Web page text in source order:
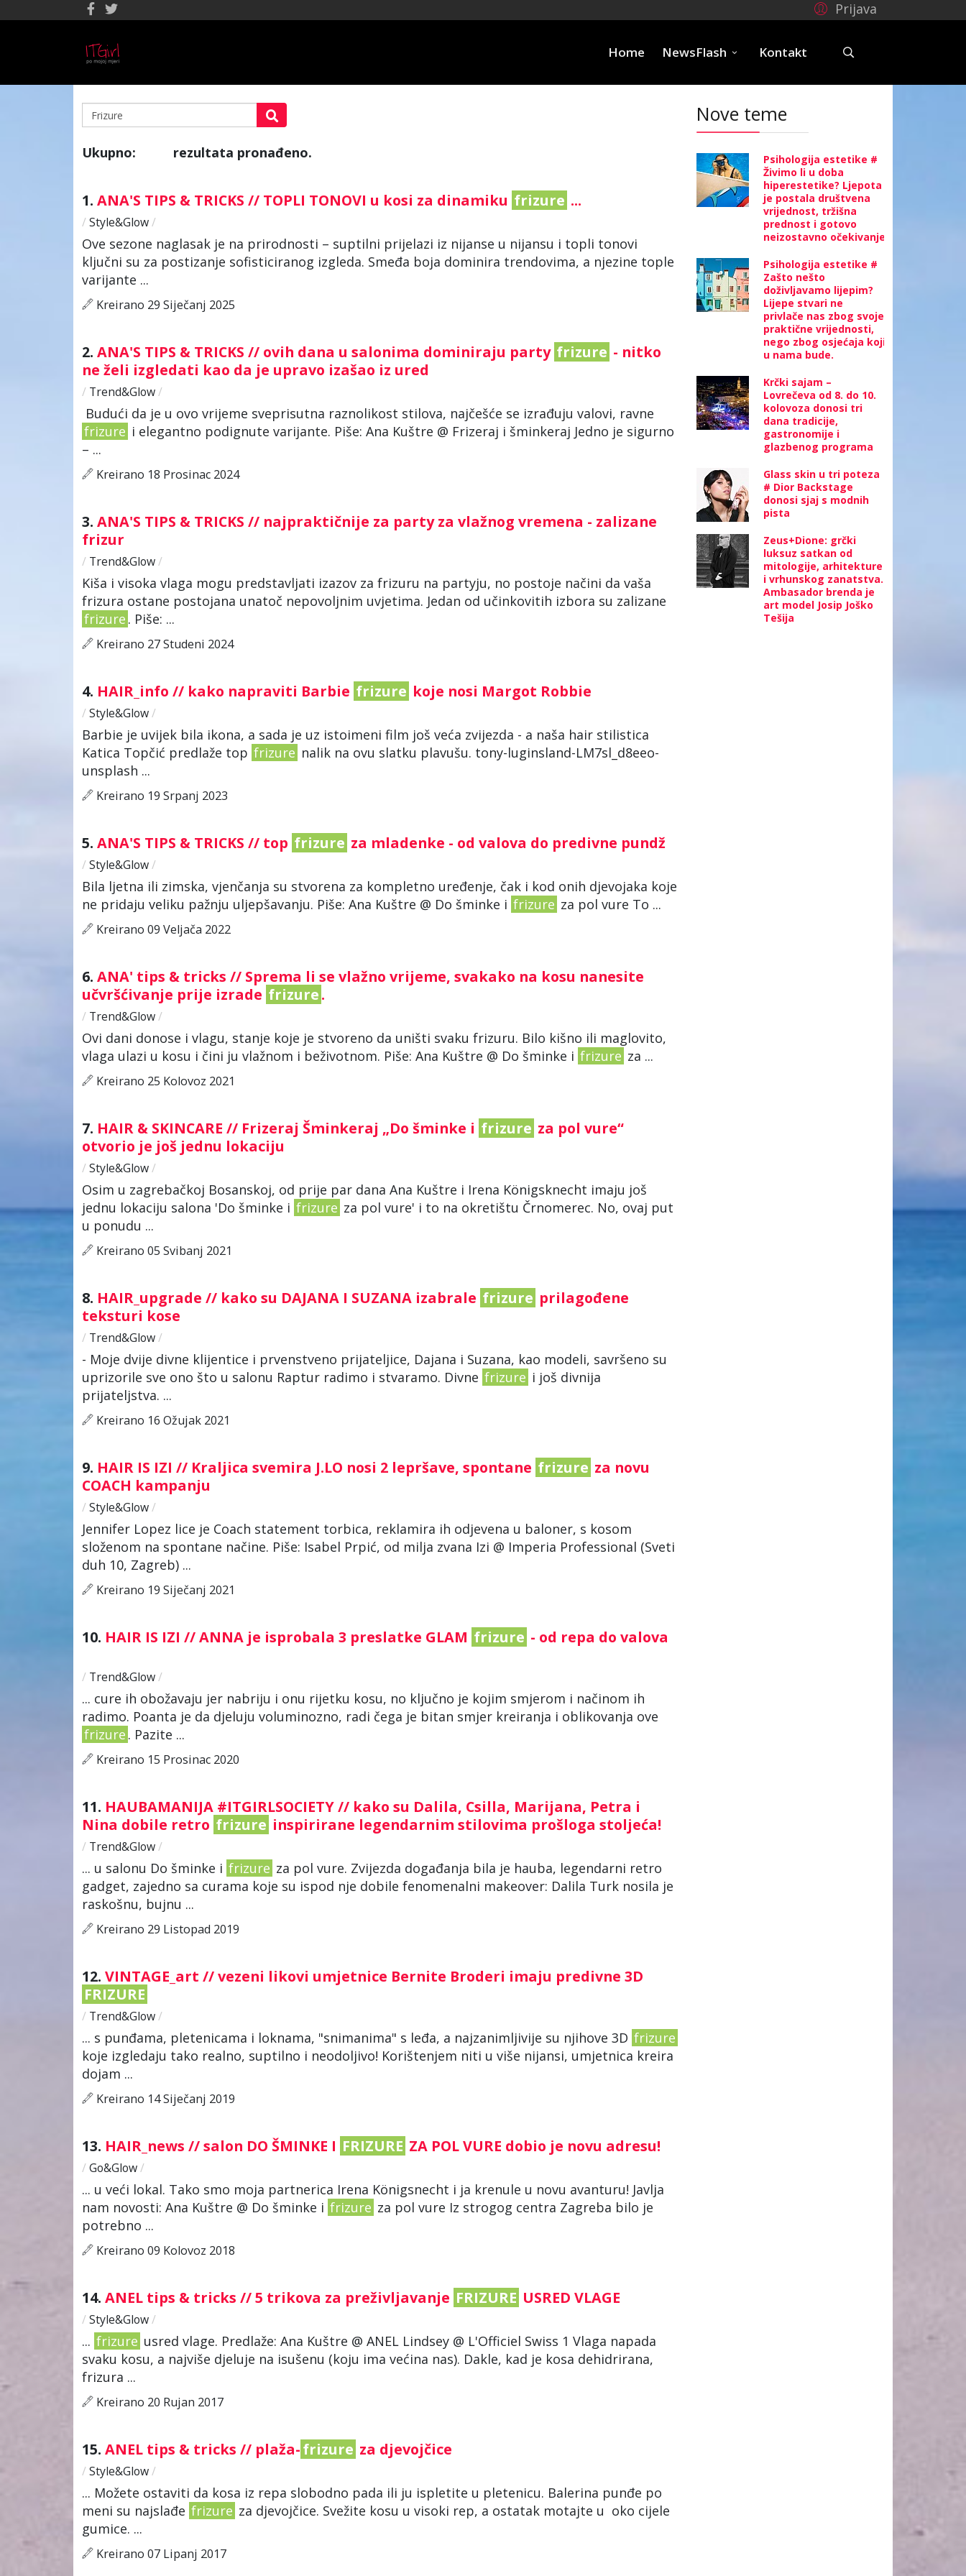
Prijava
Home NewsFlash Kontakt
Ukupno: rezultata pronađeno.
1. ANA'S TIPS & TRICKS // TOPLI TONOVI u kosi za dinamiku frizure ...
/ Style&Glow/
Ove sezone naglasak je na prirodnosti – suptilni prijelazi iz nijanse u nijansu i topli tonovi
ključni su za postizanje sofisticiranog izgleda. Smeđa boja dominira trendovima, a njezine tople
varijante ...
Kreirano 29 Siječanj 2025
2. ANA'S TIPS & TRICKS // ovih dana u salonima dominiraju party frizure - nitko
ne želi izgledati kao da je upravo izašao iz ured
/ Trend&Glow/
Budući da je u ovo vrijeme sveprisutna raznolikost stilova, najčešće se izrađuju valovi, ravne
frizure i elegantno podignute varijante. Piše: Ana Kuštre @ Frizeraj i šminkeraj Jedno je sigurno
– ...
Kreirano 18 Prosinac 2024
3. ANA'S TIPS & TRICKS // najpraktičnije za party za vlažnog vremena - zalizane
frizur
/ Trend&Glow/
Kiša i visoka vlaga mogu predstavljati izazov za frizuru na partyju, no postoje načini da vaša
frizura ostane postojana unatoč nepovoljnim uvjetima. Jedan od učinkovitih izbora su zalizane
frizure . Piše: ...
Kreirano 27 Studeni 2024
4. HAIR_info // kako napraviti Barbie frizure koje nosi Margot Robbie
/ Style&Glow/
Barbie je uvijek bila ikona, a sada je uz istoimeni film još veća zvijezda - a naša hair stilistica
Katica Topčić predlaže top frizure nalik na ovu slatku plavušu. tony-luginsland-LM7sl_d8eeo-
unsplash ...
Kreirano 19 Srpanj 2023
5. ANA'S TIPS & TRICKS // top frizure za mladenke - od valova do predivne pundž
/ Style&Glow/
Bila ljetna ili zimska, vjenčanja su stvorena za kompletno uređenje, čak i kod onih djevojaka koje
ne pridaju veliku pažnju uljepšavanju. Piše: Ana Kuštre @ Do šminke i frizure za pol vure To ...
Kreirano 09 Veljača 2022
6. ANA' tips & tricks // Sprema li se vlažno vrijeme, svakako na kosu nanesite
učvršćivanje prije izrade frizure.
/ Trend&Glow/
Ovi dani donose i vlagu, stanje koje je stvoreno da uništi svaku frizuru. Bilo kišno ili maglovito,
vlaga ulazi u kosu i čini ju vlažnom i beživotnom. Piše: Ana Kuštre @ Do šminke i frizure za ...
Kreirano 25 Kolovoz 2021
7. HAIR & SKINCARE // Frizeraj Šminkeraj „Do šminke i frizure za pol vure“
otvorio je još jednu lokaciju
/ Style&Glow/
Osim u zagrebačkoj Bosanskoj, od prije par dana Ana Kuštre i Irena Königsknecht imaju još
jednu lokaciju salona 'Do šminke i frizure za pol vure' i to na okretištu Črnomerec. No, ovaj put
u ponudu ...
Kreirano 05 Svibanj 2021
8. HAIR_upgrade // kako su DAJANA I SUZANA izabrale frizure prilagođene
teksturi kose
/ Trend&Glow/
- Moje dvije divne klijentice i prvenstveno prijateljice, Dajana i Suzana, kao modeli, savršeno su
uprizorile sve ono što u salonu Raptur radimo i stvaramo. Divne frizure i još divnija
prijateljstva. ...
Kreirano 16 Ožujak 2021
9. HAIR IS IZI // Kraljica svemira J.LO nosi 2 lepršave, spontane frizure za novu
COACH kampanju
/ Style&Glow/
Jennifer Lopez lice je Coach statement torbica, reklamira ih odjevena u baloner, s kosom
složenom na spontane načine. Piše: Isabel Prpić, od milja zvana Izi @ Imperia Professional (Sveti
duh 10, Zagreb) ...
Kreirano 19 Siječanj 2021
10. HAIR IS IZI // ANNA je isprobala 3 preslatke GLAM frizure - od repa do valova
/ Trend&Glow/
... cure ih obožavaju jer nabriju i onu rijetku kosu, no ključno je kojim smjerom i načinom ih
radimo. Poanta je da djeluju voluminozno, radi čega je bitan smjer kreiranja i oblikovanja ove
frizure . Pazite ...
Kreirano 15 Prosinac 2020
11. HAUBAMANIJA #ITGIRLSOCIETY // kako su Dalila, Csilla, Marijana, Petra i
Nina dobile retro frizure inspirirane legendarnim stilovima prošloga stoljeća!
/ Trend&Glow/
... u salonu Do šminke i frizure za pol vure. Zvijezda događanja bila je hauba, legendarni retro
gadget, zajedno sa curama koje su ispod nje dobile fenomenalni makeover: Dalila Turk nosila je
raskošnu, bujnu ...
Kreirano 29 Listopad 2019
12. VINTAGE_art // vezeni likovi umjetnice Bernite Broderi imaju predivne 3D
FRIZURE
/ Trend&Glow/
... s punđama, pletenicama i loknama, "snimanima" s leđa, a najzanimljivije su njihove 3D frizure
koje izgledaju tako realno, suptilno i neodoljivo! Korištenjem niti u više nijansi, umjetnica kreira
dojam ...
Kreirano 14 Siječanj 2019
13. HAIR_news // salon DO ŠMINKE I FRIZURE ZA POL VURE dobio je novu adresu!
/ Go&Glow/
... u veći lokal. Tako smo moja partnerica Irena Königsnecht i ja krenule u novu avanturu! Javlja
nam novosti: Ana Kuštre @ Do šminke i frizure za pol vure Iz strogog centra Zagreba bilo je
potrebno ...
Kreirano 09 Kolovoz 2018
14. ANEL tips & tricks // 5 trikova za preživljavanje FRIZURE USRED VLAGE
/ Style&Glow/
... frizure usred vlage. Predlaže: Ana Kuštre @ ANEL Lindsey @ L'Officiel Swiss 1 Vlaga napada
svaku kosu, a najviše djeluje na isušenu (koju ima većina nas). Dakle, kad je kosa dehidrirana,
frizura ...
Kreirano 20 Rujan 2017
15. ANEL tips & tricks // plaža-frizure za djevojčice
/ Style&Glow/
... Možete ostaviti da kosa iz repa slobodno pada ili ju ispletite u pletenicu. Balerina punđe po
meni su najslađe frizure za djevojčice. Svežite kosu u visoki rep, a ostatak motajte u oko cijele
gumice. ...
Kreirano 07 Lipanj 2017
Nove teme
Psihologija estetike #
Živimo li u doba
hiperestetike? Ljepota
je postala društvena
vrijednost, tržišna
prednost i gotovo
neizostavno očekivanje
Psihologija estetike #
Zašto nešto
doživljavamo lijepim?
Lijepe stvari ne
privlače nas zbog svoje
praktične vrijednosti,
nego zbog osjećaja koji
u nama bude.
Krčki sajam –
Lovrečeva od 8. do 10.
kolovoza donosi tri
dana tradicije,
gastronomije i
glazbenog programa
Glass skin u tri poteza
# Dior Backstage
donosi sjaj s modnih
pista
Zeus+Dione: grčki
luksuz satkan od
mitologije, arhitekture
i vrhunskog zanatstva.
Ambasador brenda je
art model Josip Joško
Tešija